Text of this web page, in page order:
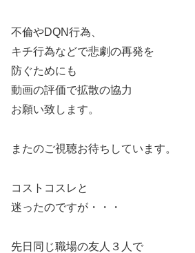
不倫やDQN行為、
キチ行為などで悲劇の再発を
防ぐためにも
動画の評価で拡散の協力
お願い致します。
またのご視聴お待ちしています。
コストコスレと
迷ったのですが・・・
先日同じ職場の友人３人で